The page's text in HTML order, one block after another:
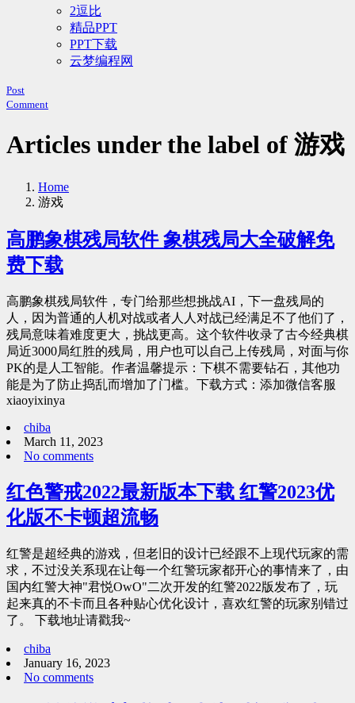
2逗比
精品PPT
PPT下载
云梦编程网
Post
Comment
Articles under the label of 游戏
Home
游戏
高鹏象棋残局软件 象棋残局大全破解免
费下载
高鹏象棋残局软件，专门给那些想挑战AI，下一盘残局的
人，因为普通的人机对战或者人人对战已经满足不了他们了，
残局意味着难度更大，挑战更高。这个软件收录了古今经典棋
局近3000局红胜的残局，用户也可以自己上传残局，对面与你
PK的是人工智能。作者温馨提示：下棋不需要钻石，其他功
能是为了防止捣乱而增加了门槛。下载方式：添加微信客服
xiaoyixinya
chiba
March 11, 2023
No comments
红色警戒2022最新版本下载 红警2023优
化版不卡顿超流畅
红警是超经典的游戏，但老旧的设计已经跟不上现代玩家的需
求，不过没关系现在让每一个红警玩家都开心的事情来了，由
国内红警大神"君悦OwO"二次开发的红警2022版发布了，玩
起来真的不卡而且各种贴心优化设计，喜欢红警的玩家别错过
了。 下载地址请戳我~
chiba
January 16, 2023
No comments